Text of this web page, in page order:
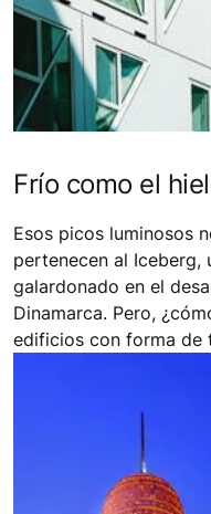
Frío como el
Esos picos luminosos
pertenecen al Iceberg,
galardonado en el
Dinamarca. Pero,
edificios con forma de